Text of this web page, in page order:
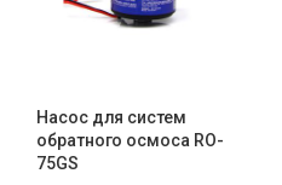
Насос для систем
обратного осмоса RO-
75GS